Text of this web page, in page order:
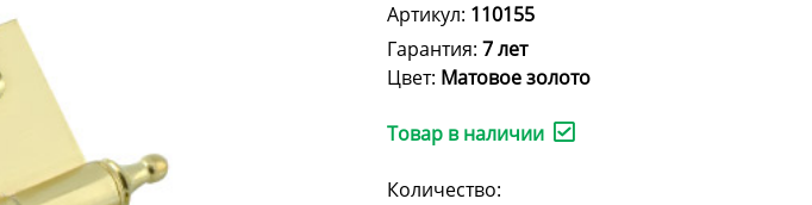
Артикул: 110155
Гарантия: 7 лет
Цвет: Матовое золото
Товар в наличии
Количество: